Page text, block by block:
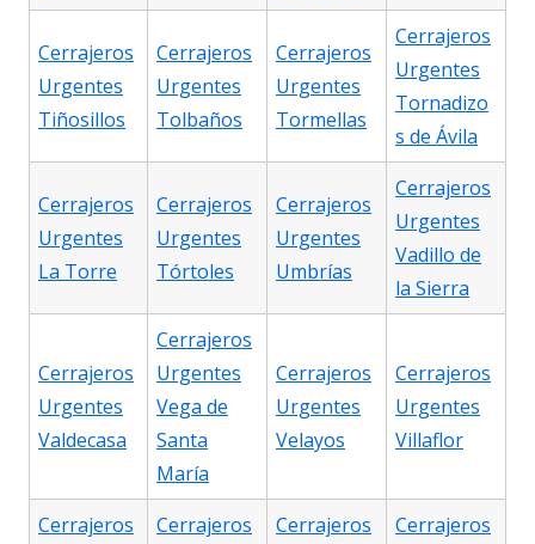
Cerrajeros
Urgentes
Tiñosillos
Cerrajeros
Urgentes
Tolbaños
Cerrajeros
Urgentes
Tormellas
Cerrajeros
Urgentes
Tornadizo
s de Ávila
Cerrajeros
Urgentes
La Torre
Cerrajeros
Urgentes
Tórtoles
Cerrajeros
Urgentes
Umbrías
Cerrajeros
Urgentes
Vadillo de
la Sierra
Cerrajeros
Urgentes
Valdecasa
Cerrajeros
Urgentes
Vega de
Santa
María
Cerrajeros
Urgentes
Velayos
Cerrajeros
Urgentes
Villaflor
Cerrajeros
Cerrajeros
Cerrajeros
Cerrajeros